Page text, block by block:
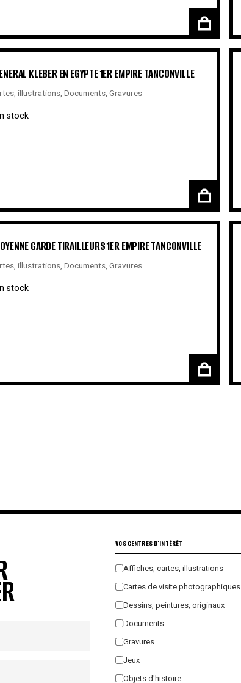
KLEBER EN EGYPTE 1ER EMPIRE TANCONVILLE
illustrations, Documents, Gravures
stock
GARDE TIRAILLEURS 1ER EMPIRE TANCONVILLE
illustrations, Documents, Gravures
stock
VOS CENTRES D'INTÉRÊT
Affiches, cartes, illustrations
Cartes de visite photographiques
Dessins, peintures, originaux
Documents
Gravures
Jeux
Objets d'histoire